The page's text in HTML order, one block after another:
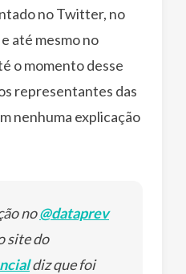
no Twitter, no
até mesmo no
o momento desse
representantes das
nenhuma explicação
no@dataprev
site do
diz que foi